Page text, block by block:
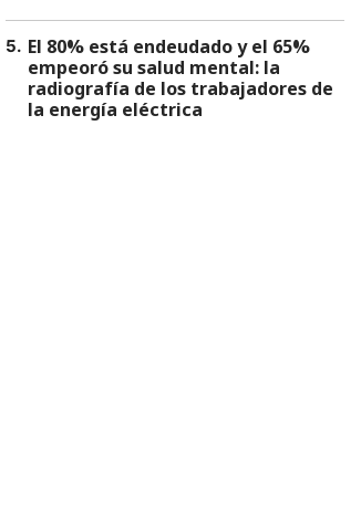
5. El 80% está endeudado y el 65%
empeoró su salud mental: la
radiografía de los trabajadores de
la energía eléctrica